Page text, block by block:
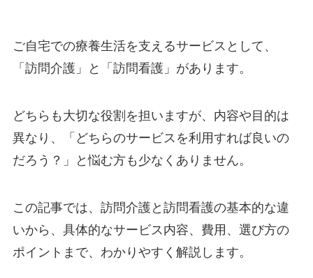
ご自宅での療養生活を支えるサービスとして、
「訪問介護」と「訪問看護」があります。
どちらも大切な役割を担いますが、内容や目的は
異なり、「どちらのサービスを利用すれば良いの
だろう？」と悩む方も少なくありません。
この記事では、訪問介護と訪問看護の基本的な違
いから、具体的なサービス内容、費用、選び方の
ポイントまで、わかりやすく解説します。